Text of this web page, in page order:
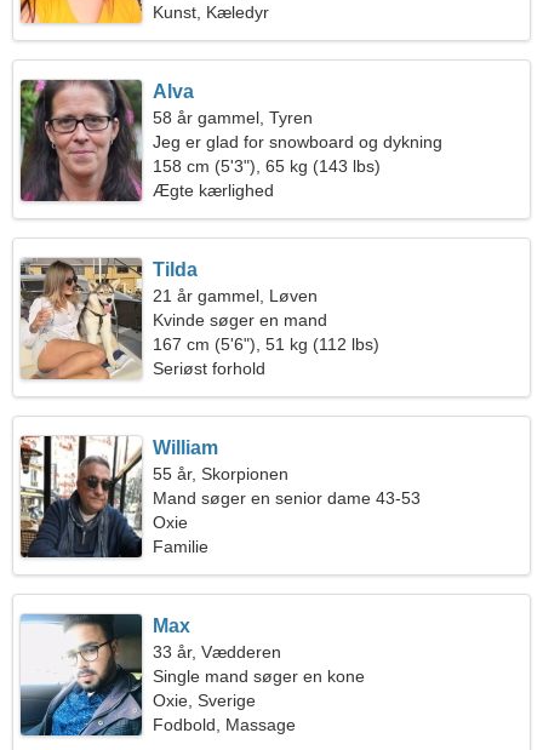
Kunst, Kæledyr
Alva
58 år gammel, Tyren
Jeg er glad for snowboard og dykning
158 cm (5'3"), 65 kg (143 lbs)
Ægte kærlighed
Tilda
21 år gammel, Løven
Kvinde søger en mand
167 cm (5'6"), 51 kg (112 lbs)
Seriøst forhold
William
55 år, Skorpionen
Mand søger en senior dame 43-53
Oxie
Familie
Max
33 år, Vædderen
Single mand søger en kone
Oxie, Sverige
Fodbold, Massage